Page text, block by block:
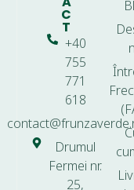
C
T
+40
755
771
618
Drumul
Fermei nr.
25,